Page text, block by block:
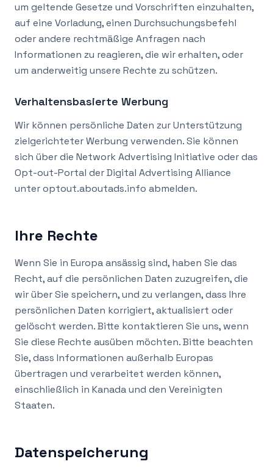
um geltende Gesetze und Vorschriften einzuhalten,
auf eine Vorladung, einen Durchsuchungsbefehl
oder andere rechtmäßige Anfragen nach
Informationen zu reagieren, die wir erhalten, oder
um anderweitig unsere Rechte zu schützen.
Verhaltensbasierte Werbung
Wir können persönliche Daten zur Unterstützung
zielgerichteter Werbung verwenden. Sie können
sich über die Network Advertising Initiative oder das
Opt-out-Portal der Digital Advertising Alliance
unter optout.aboutads.info abmelden.
Ihre Rechte
Wenn Sie in Europa ansässig sind, haben Sie das
Recht, auf die persönlichen Daten zuzugreifen, die
wir über Sie speichern, und zu verlangen, dass Ihre
persönlichen Daten korrigiert, aktualisiert oder
gelöscht werden. Bitte kontaktieren Sie uns, wenn
Sie diese Rechte ausüben möchten. Bitte beachten
Sie, dass Informationen außerhalb Europas
übertragen und verarbeitet werden können,
einschließlich in Kanada und den Vereinigten
Staaten.
Datenspeicherung